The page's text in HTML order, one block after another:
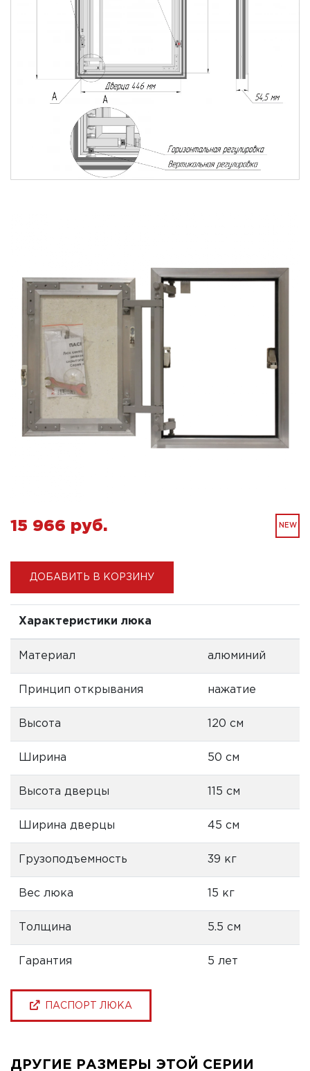
15 966 pуб. NEW
ДОБАВИТЬ В КОРЗИНУ
Характеристики люка
Материал алюминий
Принцип открывания нажатие
Высота 120 см
Ширина 50 см
Высота дверцы 115 см
Ширина дверцы 45 см
Грузоподъемность 39 кг
Вес люка 15 кг
Толщина 5.5 см
Гарантия 5 лет
ПАСПОРТ ЛЮКА
ДРУГИЕ РАЗМЕРЫ ЭТОЙ СЕРИИ